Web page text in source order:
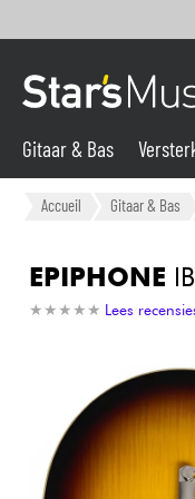
Gitaar & Bas
Synths &
Licht
Viool &
Gitaar & Bas
Accueil Gitaar & Bas
EPIPHONE
★ ★ ★ ★ ★
★ ★ ★ ★ ★ Lees